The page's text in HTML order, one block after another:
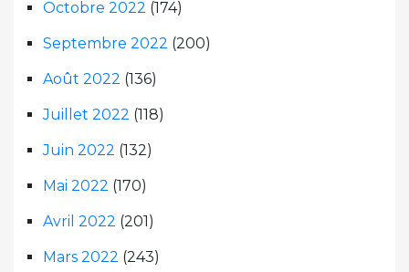
Octobre 2022 (174)
Septembre 2022 (200)
Août 2022 (136)
Juillet 2022 (118)
Juin 2022 (132)
Mai 2022 (170)
Avril 2022 (201)
Mars 2022 (243)